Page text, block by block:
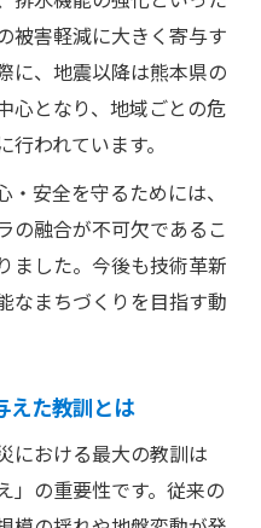
被害軽減に大きく寄与す
に、地震以降は熊本県の
心となり、地域ごとの危
われています。
安全を守るためには、
の融合が不可欠であるこ
ました。今後も技術革新
なまちづくりを目指す動
えた教訓とは
における最大の教訓は
」の重要性です。従来の